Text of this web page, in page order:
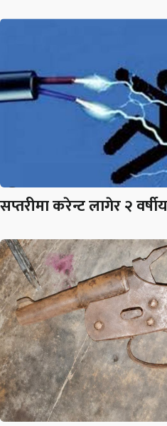
सप्तरीमा करेन्ट लागेर २